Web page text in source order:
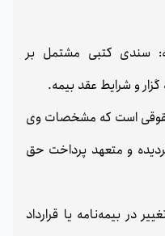
سندی کتبی مشتمل بر
و شرایط عقد بیمه.
حقوقی است که مشخصات وی
و متعهد پرداخت حق
در بیمه‌نامه یا قرارداد